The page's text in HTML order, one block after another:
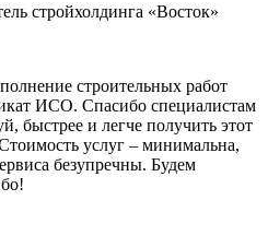
стройхолдинга «Восток»
строительных работ
ИСО. Спасибо специалистам
быстрее и легче получить этот
услуг – минимальна,
безупречны. Будем